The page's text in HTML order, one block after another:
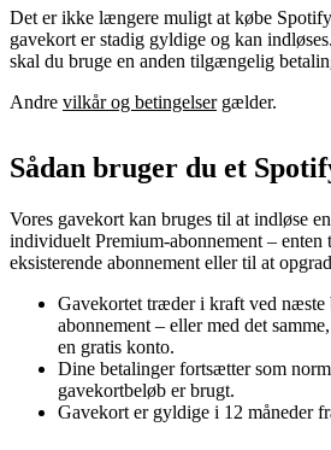
Det er ikke længere muligt at købe
gavekort er stadig gyldige og kan
skal du bruge en anden tilgængelig
Andre vilkår og betingelsergælder.
Sådan bruger du et
Vores gavekort kan bruges til at indløse
individuelt Premium-abonnement – enten
eksisterende abonnement eller til at
Gavekortet træder i kraft ved næste
abonnement – eller med det
en gratis konto.
Dine betalinger fortsætter som
gavekortbeløb er brugt.
Gavekort er gyldige i 12 måneder